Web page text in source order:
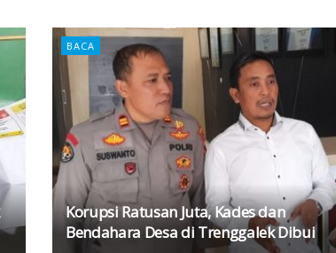
BACA
Korupsi Ratusan Juta, Kades dan
Bendahara Desa di Trenggalek Dibui